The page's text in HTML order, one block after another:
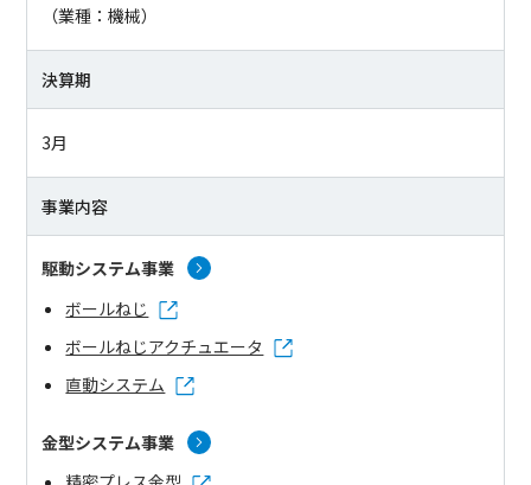
（業種：機械）
決算期
3月
事業内容
駆動システム事業
ボールねじ
ボールねじアクチュエータ
直動システム
金型システム事業